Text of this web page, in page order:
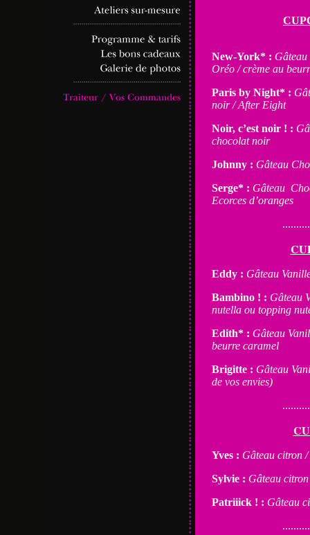
New-York* :
Oréo / crème au
Paris by Night* :
noir / After Eight
Noir, c’est noir ! :
chocolat noir
Johnny : Gâteau
Serge* : Gâteau
Ecorces d’oranges
Eddy : Gâteau
Bambino ! : Gâteau
nutella ou topping
Edith* : Gâteau
beurre caramel
Brigitte : Gâteau
de vos envies)
Yves : Gâteau citron
Sylvie : Gâteau
Patriiick ! : Gâteau